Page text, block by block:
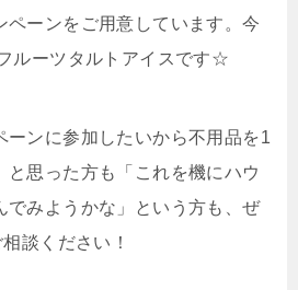
ペーンをご用意しています。今
ルーツタルトアイスです☆
ーンに参加したいから不用品を1
と思った方も「これを機にハウ
でみようかな」という方も、ぜ
談ください！